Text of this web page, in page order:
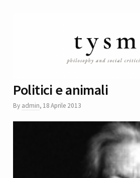
Politici e animali
By admin, 18 Aprile 2013